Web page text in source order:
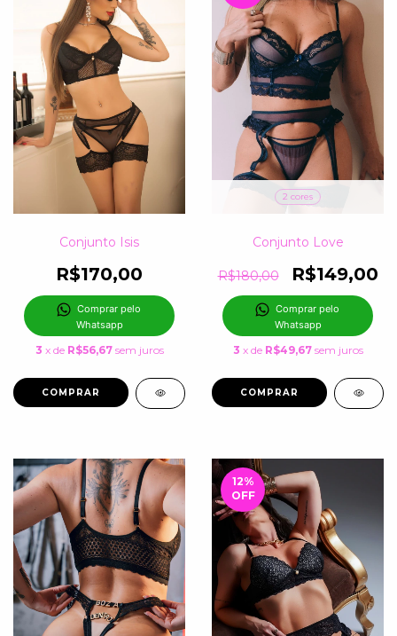
Conjunto Isis
R$170,00
Comprar pelo
Whatsapp
3 x de R$56,67 sem juros
COMPRAR
2 cores
Conjunto Love
R$180,00 R$149,00
Comprar pelo
Whatsapp
3 x de R$49,67 sem juros
COMPRAR
12%
OFF